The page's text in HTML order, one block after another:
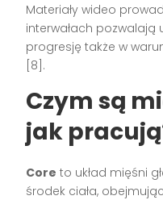
Materiały wideo
interwałach
progresję także w
[8].
Czym są
jak
Core to układ mięśni
środek ciała,